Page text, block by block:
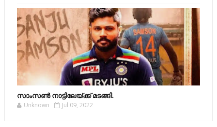
സാംസണ്‍ നാട്ടിലേയ്‌ക്ക് മടങ്ങി.
Unknown Jul 09, 2022